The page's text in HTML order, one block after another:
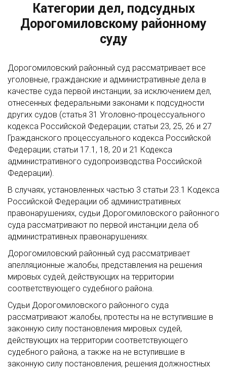
Категории дел, подсудных
Дорогомиловскому районному
суду
Дорогомиловский районный суд рассматривает все
уголовные, гражданские и административные дела в
качестве суда первой инстанции, за исключением дел,
отнесенных федеральными законами к подсудности
других судов (статья 31 Уголовно-процессуального
кодекса Российской Федерации; статьи 23, 25, 26 и 27
Гражданского процессуального кодекса Российской
Федерации; статьи 17.1, 18, 20 и 21 Кодекса
административного судопроизводства Российской
Федерации).
В случаях, установленных частью 3 статьи 23.1 Кодекса
Российской Федерации об административных
правонарушениях, судьи Дорогомиловского районного
суда рассматривают по первой инстанции дела об
административных правонарушениях.
Дорогомиловский районный суд рассматривает
апелляционные жалобы, представления на решения
мировых судей, действующих на территории
соответствующего судебного района.
Судьи Дорогомиловского районного суда
рассматривают жалобы, протесты на не вступившие в
законную силу постановления мировых судей,
действующих на территории соответствующего
судебного района, а также на не вступившие в
законную силу постановления, решения должностных